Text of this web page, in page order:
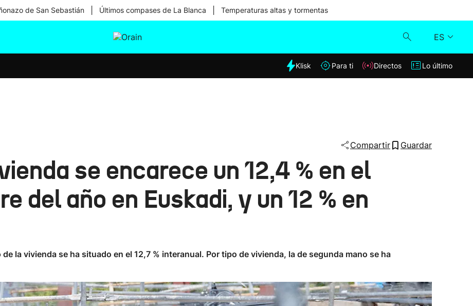
de San Sebastián Últimos compases de La Blanca Temperaturas altas y tormentas
ES
Klisk
Klisk Para ti Directos Lo último
Compartir Guardar
se encarece un 12,4 % en el
del año en Euskadi, y un 12 % en
la vivienda se ha situado en el 12,7 % interanual. Por tipo de vivienda, la de segunda mano se ha